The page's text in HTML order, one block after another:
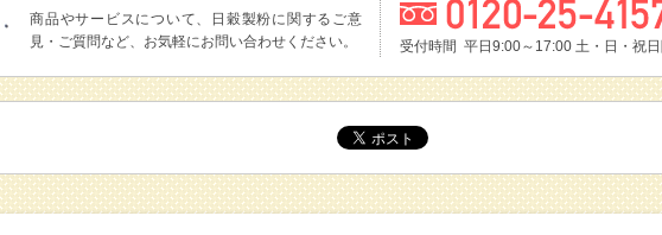
商品やサービスについて、日穀製粉に関するご意
見・ご質問など、お気軽にお問い合わせください。
受付時間 平日9:00～17:00 土・日・祝